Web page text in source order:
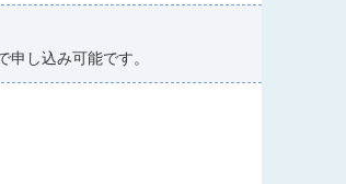
し込み可能です。